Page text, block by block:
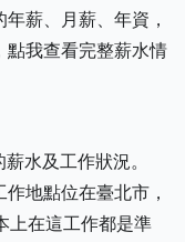
薪、月薪、年資，
點我查看完整薪水情
水及工作狀況。
地點位在臺北市，
上在這工作都是準